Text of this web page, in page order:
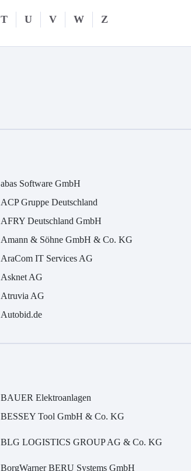
T U V W Z
abas Software GmbH
ACP Gruppe Deutschland
AFRY Deutschland GmbH
Amann & Söhne GmbH & Co. KG
AraCom IT Services AG
Asknet AG
Atruvia AG
Autobid.de
BAUER Elektroanlagen
BESSEY Tool GmbH & Co. KG
BLG LOGISTICS GROUP AG & Co. KG
BorgWarner BERU Systems GmbH